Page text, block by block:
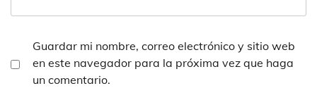
Guardar mi nombre, correo electrónico y sitio web
en este navegador para la próxima vez que haga
un comentario.